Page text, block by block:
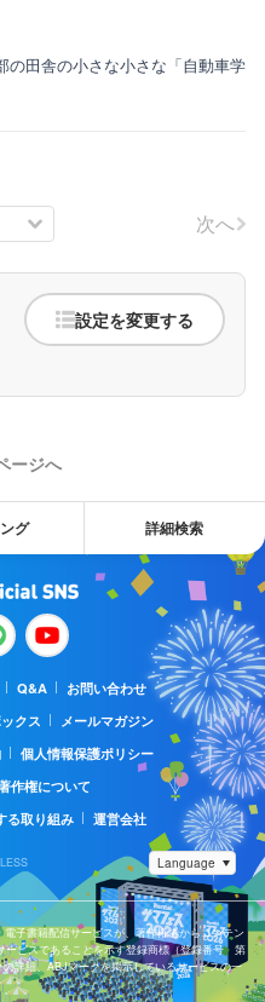
の田舎の小さな小さな「自動車学
次へ
設定を変更する
ージへ
グ 詳細検索
Q&A
お問い合わせ
クス
メールマガジン
個人情報保護ポリシー
作権について
る取り組み 運営会社
子書籍配信サービスが、著作権者からコンテン
ービスであることを示す登録商標（登録番号 第
詳細、ABJマークを掲示しているサービスの一